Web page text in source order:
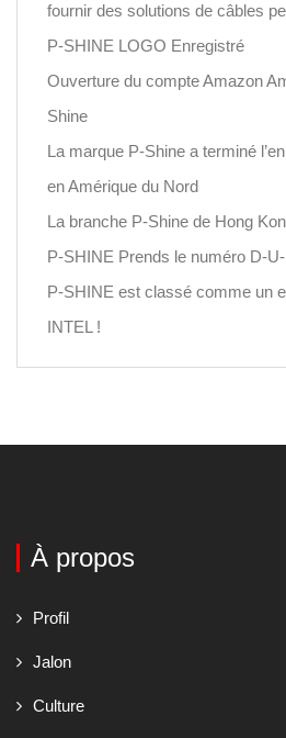
fournir des solutions de câbles
P-SHINE LOGO Enregistré
Ouverture du compte Amazon
Shine
La marque P-Shine a terminé
en Amérique du Nord
La branche P-Shine de Hong
P-SHINE Prends le numéro D-
P-SHINE est classé comme un
INTEL !
À propos
Profil
Jalon
Culture